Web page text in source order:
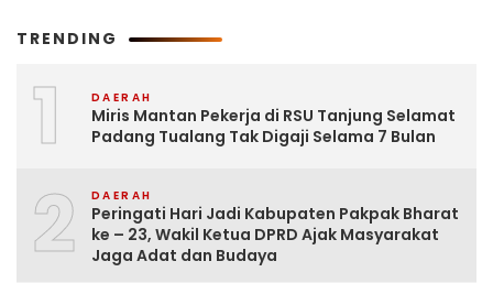
TRENDING
1 DAERAH
Miris Mantan Pekerja di RSU Tanjung Selamat
Padang Tualang Tak Digaji Selama 7 Bulan
2 DAERAH
Peringati Hari Jadi Kabupaten Pakpak Bharat
ke – 23, Wakil Ketua DPRD Ajak Masyarakat
Jaga Adat dan Budaya